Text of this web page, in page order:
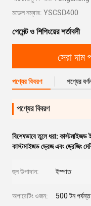
মডেল নম্বার: YSCSD400
পেমেন্ট ও শিপিংয়ের শর্তাবলী
সেরা দাম
পণ্যের বিবরণ পণ্যের
পণ্যের বিবরণ
বিশেষভাবে তুলে ধরা: কাস্টমাইজড
কাস্টমাইজড ড্রেজ এবং ড্রেজিং
হুল উপাদান: ইস্পাত
অপারেটিং ওজন: 500 টন পর্যন্ত